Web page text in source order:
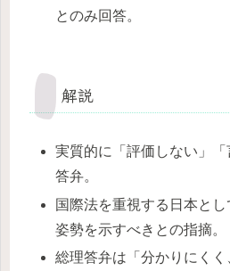
とのみ回答。
解説
実質的に「評価しない」「
答弁。
国際法を重視する日本と
姿勢を示すべきとの指摘。
総理答弁は「分かりにく